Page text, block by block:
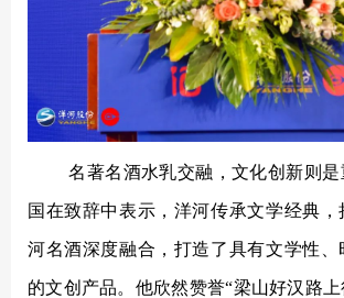
名著名酒水乳交融，文化创新则
国在致辞中表示，洋河传承文学经典
河名酒深度融合，打造了具有文学性、
的文创产品。他欣然赞誉“梁山好汉路